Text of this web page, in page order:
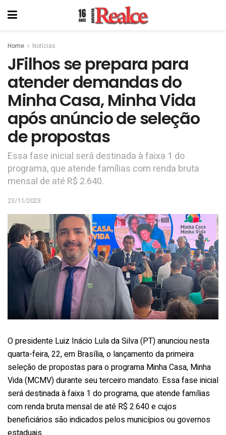
Home Notícias
JFilhos se prepara para
atender demandas do
Minha Casa, Minha Vida
após anúncio de seleção
de propostas
Essa fase inicial será destinada à faixa 1 do
programa, que atende famílias com renda bruta
mensal de até R$ 2.640.
23/11/2023
O presidente Luiz Inácio Lula da Silva (PT) anunciou nesta
quarta-feira, 22, em Brasília, o lançamento da primeira
seleção de propostas para o programa Minha Casa, Minha
Vida (MCMV) durante seu terceiro mandato. Essa fase inicial
será destinada à faixa 1 do programa, que atende famílias
com renda bruta mensal de até R$ 2.640 e cujos
beneficiários são indicados pelos municípios ou governos